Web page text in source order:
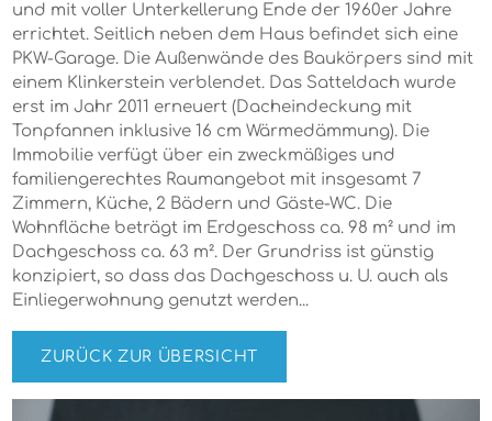
und mit voller Unterkellerung Ende der 1960er Jahre
errichtet. Seitlich neben dem Haus befindet sich eine
PKW-Garage. Die Außenwände des Baukörpers sind mit
einem Klinkerstein verblendet. Das Satteldach wurde
erst im Jahr 2011 erneuert (Dacheindeckung mit
Tonpfannen inklusive 16 cm Wärmedämmung). Die
Immobilie verfügt über ein zweckmäßiges und
familiengerechtes Raumangebot mit insgesamt 7
Zimmern, Küche, 2 Bädern und Gäste-WC. Die
Wohnfläche beträgt im Erdgeschoss ca. 98 m² und im
Dachgeschoss ca. 63 m². Der Grundriss ist günstig
konzipiert, so dass das Dachgeschoss u. U. auch als
Einliegerwohnung genutzt werden...
ZURÜCK ZUR ÜBERSICHT